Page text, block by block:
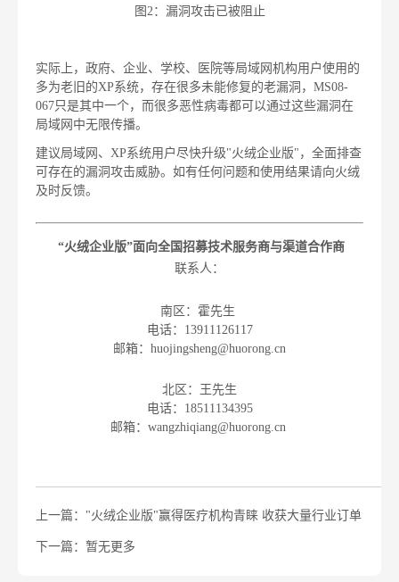
图2：漏洞攻击已被阻止
实际上，政府、企业、学校、医院等局域网机构用户使用的
多为老旧的XP系统，存在很多未能修复的老漏洞，MS08-
067只是其中一个，而很多恶性病毒都可以通过这些漏洞在
局域网中无限传播。
建议局域网、XP系统用户尽快升级"火绒企业版"，全面排查
可存在的漏洞攻击威胁。如有任何问题和使用结果请向火绒
及时反馈。
“火绒企业版”面向全国招募技术服务商与渠道合作商
联系人：
南区：霍先生
电话：13911126117
邮箱：huojingsheng@huorong.cn
北区：王先生
电话：18511134395
邮箱：wangzhiqiang@huorong.cn
上一篇："火绒企业版"赢得医疗机构青睐 收获大量行业订单
下一篇：暂无更多